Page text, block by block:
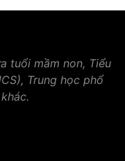
tuổi mầm non, Tiểu
Trung học phổ